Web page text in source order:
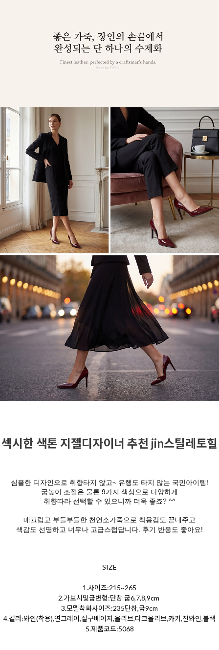
섹시한 색톤 지젤디자이너 추천 jin스틸레토힐
심플한 디자인으로 취향타지 않고~ 유행도 타지 않는 국민아이템!
굽높이 조절은 물론 9가지 색상으로 다양하게
취향따라 선택할 수 있으니까 더욱 좋죠? ^^
매끄럽고 부들부들한 천연소가죽으로 착용감도 끝내주고
색감도 선명하고 너무나 고급스럽답니다. 후기 반응도 좋아요!
SIZE
1.사이즈:215~265
2.가보시및굽변형:단창 굽6,7,8,9cm
3.모델착화사이즈:235단창,굽9cm
4.컬러:와인(착용),연그레이,살구베이지,올리브,다크올리브,카키,진와인,블랙
5.제품코드:5068